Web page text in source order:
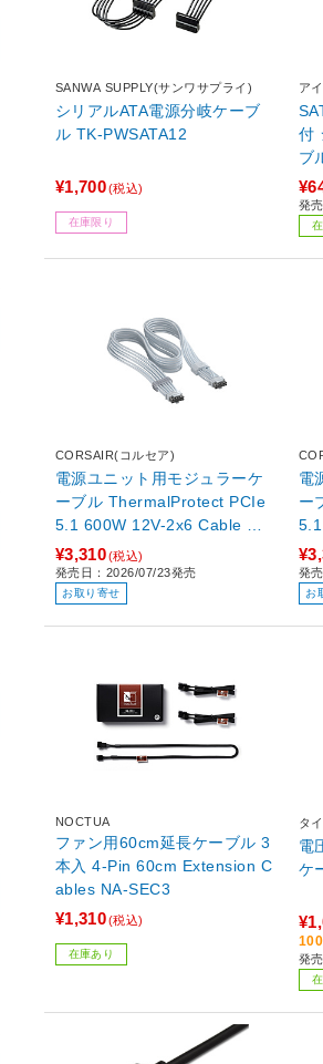
SANWA SUPPLY(サンワサプライ)
シリアルATA電源分岐ケーブ
ル TK-PWSATA12
¥1,700(税込)
在庫限り
ア
付
ブ
発
CORSAIR(コルセア)
電源ユニット用モジュラーケ
ーブル ThermalProtect PCIe
5.1 600W 12V-2x6 Cable ホ
ワイト CP-8920473
¥3,310(税込)
発売日：2026/07/23発売
お取り寄せ
電
ー
ラ
発
お
NOCTUA
ファン用60cm延長ケーブル 3
本入 4-Pin 60cm Extension C
ables NA-SEC3
¥1,310(税込)
在庫あり
タ
電
発